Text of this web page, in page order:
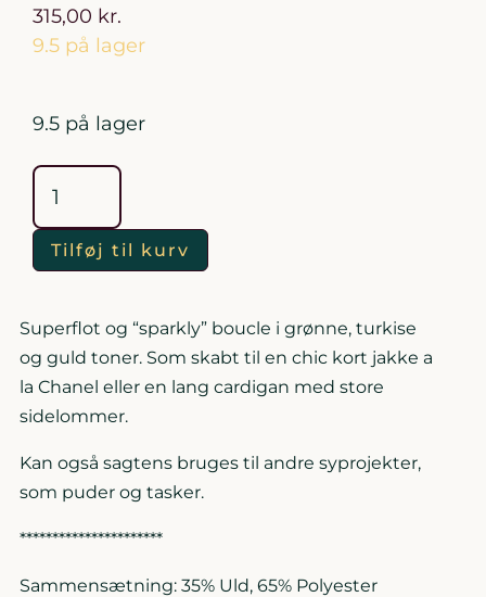
315,00 kr.
9.5 på lager
9.5 på lager
Grøn
Turkis
Hvid
Boucle
Guld
antal
Tilføj til kurv
Superflot og “sparkly” boucle i grønne, turkise
og guld toner. Som skabt til en chic kort jakke a
la Chanel eller en lang cardigan med store
sidelommer.
Kan også sagtens bruges til andre syprojekter,
som puder og tasker.
**********************
Sammensætning: 35% Uld, 65% Polyester